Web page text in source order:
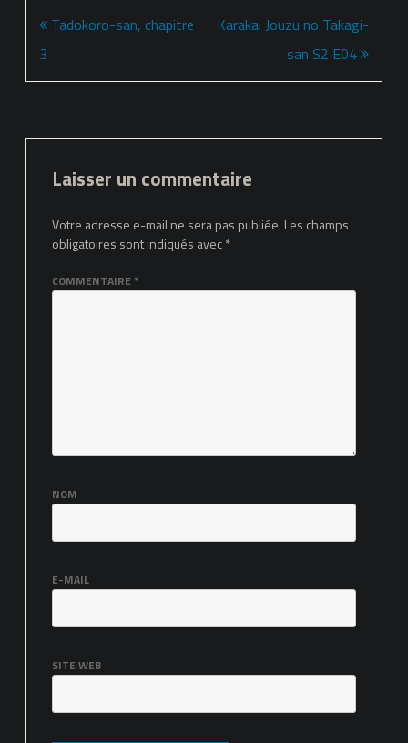
Navigation
de
l’article
Tadokoro-san, chapitre
3
Karakai Jouzu no Takagi-
san S2 E04
Laisser un commentaire
Votre adresse e-mail ne sera pas publiée. Les champs
obligatoires sont indiqués avec*
COMMENTAIRE *
NOM
E-MAIL
SITE WEB